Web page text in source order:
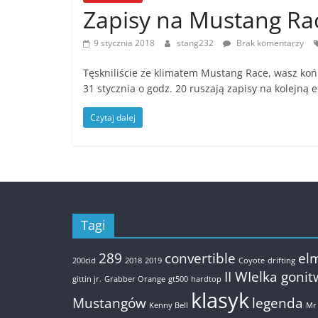
Zapisy na Mustang
9 stycznia 2018 stang232 Brak komentarzy
Tęskniliście ze klimatem Mustang Race, wasz
31 stycznia o godz. 20 ruszają zapisy na kolejną
Czytaj dalej
Tagi
200cid 289 2018 2019 convertible Coyote drifting
gittin jr. Grabber Orange gt500 hardtop II WIelka
Mustangów Kenny Bell klasyklegenda Mr